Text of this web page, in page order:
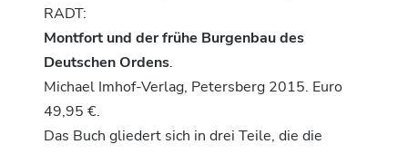
RADT:
Montfort und der frühe Burgenbau des
Deutschen Ordens.
Michael Imhof-Verlag, Petersberg 2015. Euro
49,95 €.
Das Buch gliedert sich in drei Teile, die die